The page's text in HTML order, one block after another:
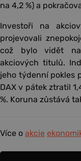
na 4,2 %) a
Investoři na
projevovali
což bylo vidět
akciových titulů.
jeho týdenní pokles
DAX v pátek ztratil
%. Koruna zůstává
Více o akcie